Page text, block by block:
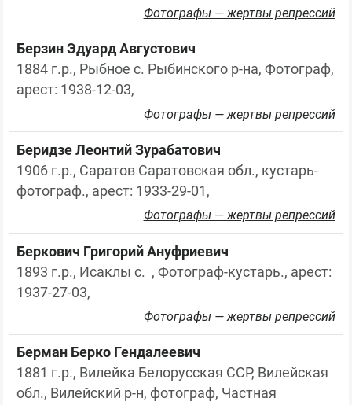
Фотографы — жертвы репрессий
Берзин Эдуард Августович
1884 г.р., Рыбное с. Рыбинского р-на, Фотограф,
арест: 1938-12-03,
Фотографы — жертвы репрессий
Беридзе Леонтий Зурабатович
1906 г.р., Саратов Саратовская обл., кустарь-
фотограф., арест: 1933-29-01,
Фотографы — жертвы репрессий
Беркович Григорий Ануфриевич
1893 г.р., Исаклы с.  , Фотограф-кустарь., арест:
1937-27-03,
Фотографы — жертвы репрессий
Берман Берко Гендалеевич
1881 г.р., Вилейка Белорусская ССР, Вилейская
обл., Вилейский р-н, фотограф, Частная